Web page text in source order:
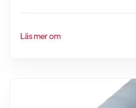
Läs mer om